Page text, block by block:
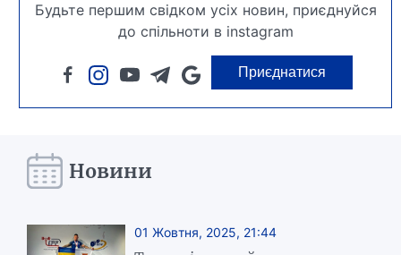
Будьте першим свідком усіх новин, приєднуйся
до спільноти в instagram
Приєднатися
Новини
01 Жовтня, 2025, 21:44